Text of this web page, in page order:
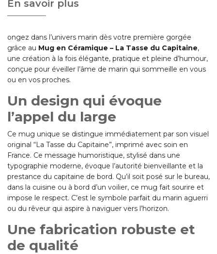
En savoir plus
ongez dans l’univers marin dès votre première gorgée
grâce au Mug en Céramique – La Tasse du Capitaine,
une création à la fois élégante, pratique et pleine d’humour,
conçue pour éveiller l’âme de marin qui sommeille en vous
ou en vos proches.
Un design qui évoque
l’appel du large
Ce mug unique se distingue immédiatement par son visuel
original “La Tasse du Capitaine”, imprimé avec soin en
France. Ce message humoristique, stylisé dans une
typographie moderne, évoque l’autorité bienveillante et la
prestance du capitaine de bord. Qu’il soit posé sur le bureau,
dans la cuisine ou à bord d’un voilier, ce mug fait sourire et
impose le respect. C’est le symbole parfait du marin aguerri
ou du rêveur qui aspire à naviguer vers l’horizon.
Une fabrication robuste et
de qualité